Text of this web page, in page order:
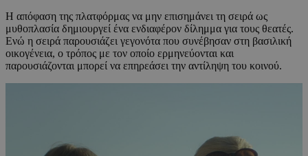
Η απόφαση της πλατφόρμας να μην επισημάνει τη σειρά ως
μυθοπλασία δημιουργεί ένα ενδιαφέρον δίλημμα για τους θεατές.
Ενώ η σειρά παρουσιάζει γεγονότα που συνέβησαν στη βασιλική
οικογένεια, ο τρόπος με τον οποίο ερμηνεύονται και
παρουσιάζονται μπορεί να επηρεάσει την αντίληψη του κοινού.